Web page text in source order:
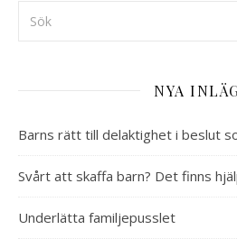
NYA
Barns rätt till delaktighet i beslut
Svårt att skaffa barn? Det finns
Underlätta familjepusslet